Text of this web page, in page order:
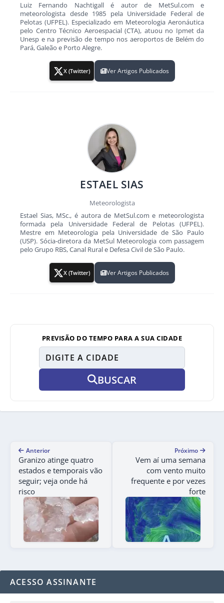
Luiz Fernando Nachtigall é autor de MetSul.com e
meteorologista desde 1985 pela Universidade Federal de
Pelotas (UFPEL). Especializado em Meteorologia Aeronáutica
pelo Centro Técnico Aeroespacial (CTA), atuou no Ipmet da
Unesp e na previsão de tempo nos aeroportos de Belém do
Pará, Galeão e Porto Alegre.
X (Twitter) Ver Artigos Publicados
ESTAEL SIAS
Meteorologista
Estael Sias, MSc., é autora de MetSul.com e meteorologista
formada pela Universidade Federal de Pelotas (UFPEL).
Mestre em Meteorologia pela Universidade de São Paulo
(USP). Sócia-diretora da MetSul Meteorologia com passagem
pelo Grupo RBS, Canal Rural e Defesa Civil de São Paulo.
X (Twitter) Ver Artigos Publicados
PREVISÃO DO TEMPO PARA A SUA CIDADE
BUSCAR
Anterior
Granizo atinge quatro
estados e temporais vão
seguir; veja onde há
risco
Próximo
Vem aí uma semana
com vento muito
frequente e por vezes
forte
ACESSO ASSINANTE